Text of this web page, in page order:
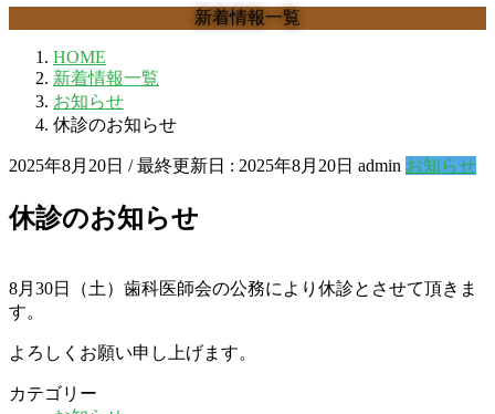
新着情報一覧
HOME
新着情報一覧
お知らせ
休診のお知らせ
2025年8月20日 / 最終更新日 : 2025年8月20日 admin お知らせ
休診のお知らせ
8月30日（土）歯科医師会の公務により休診とさせて頂きま
す。
よろしくお願い申し上げます。
カテゴリー